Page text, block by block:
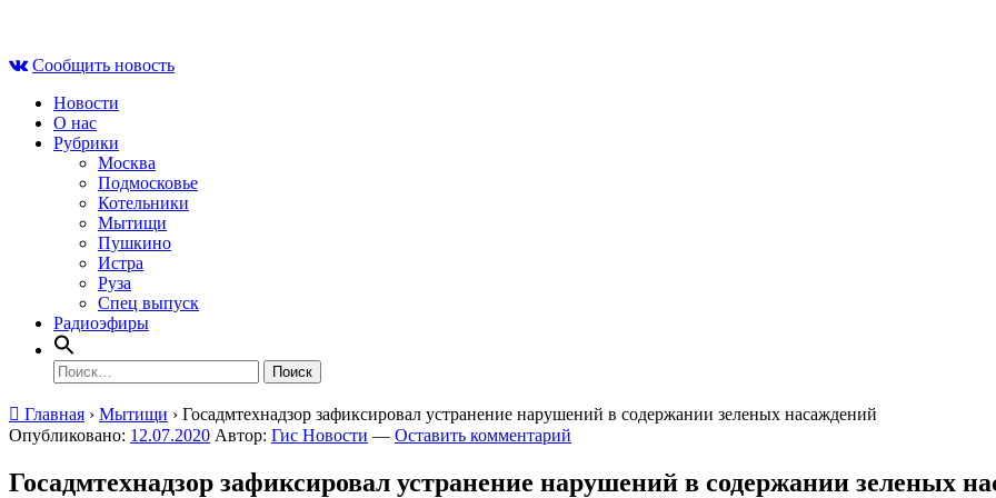
contentСообщить новость
Новости
О нас
Рубрики
Москва
Подмосковье
Котельники
Мытищи
Пушкино
Истра
Руза
Спец выпуск
Радиоэфиры
Найти:
Главная › Мытищи › Госадмтехнадзор зафиксировал устранение нарушений в содержании зеленых насаждений
Опубликовано: 12.07.2020 Автор: Гис Новости — Оставить комментарий
Госадмтехнадзор зафиксировал устранение нарушений в содержании зеленых